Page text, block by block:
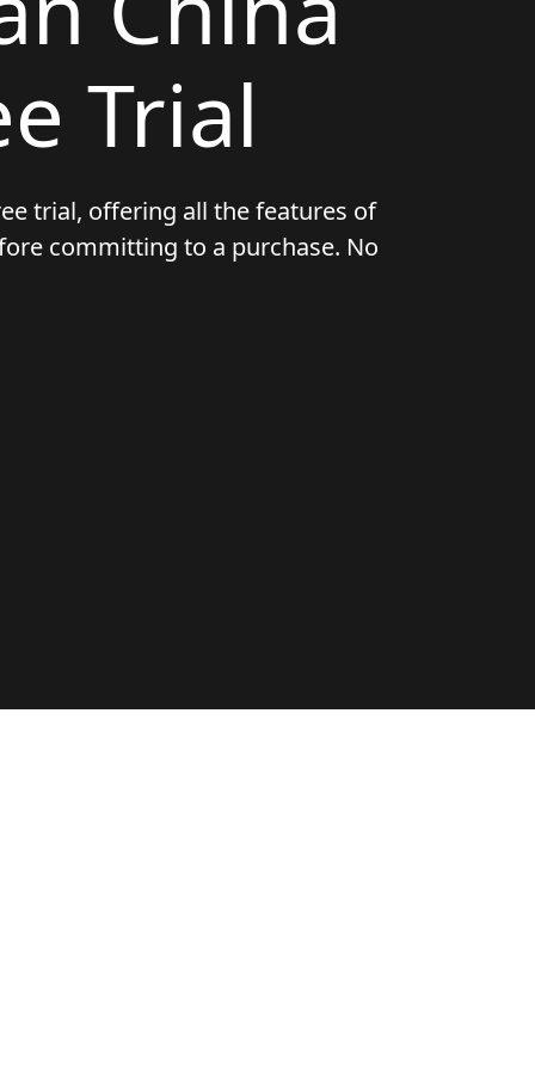
Trial
trial, offering all the features of
committing to a purchase. No